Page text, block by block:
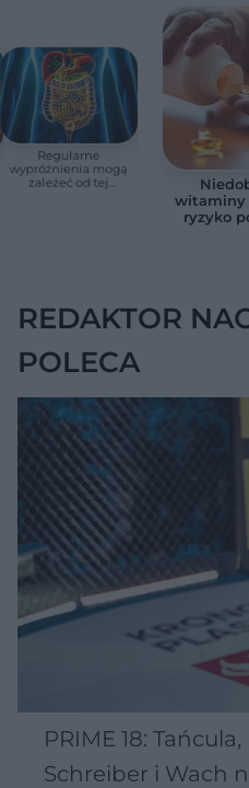
Regularne
wypróżnienia mogą
zależeć od tej
witaminy
ryzyko
REDAKTOR
POLECA
PRIME 18:
Schreiber i Wach